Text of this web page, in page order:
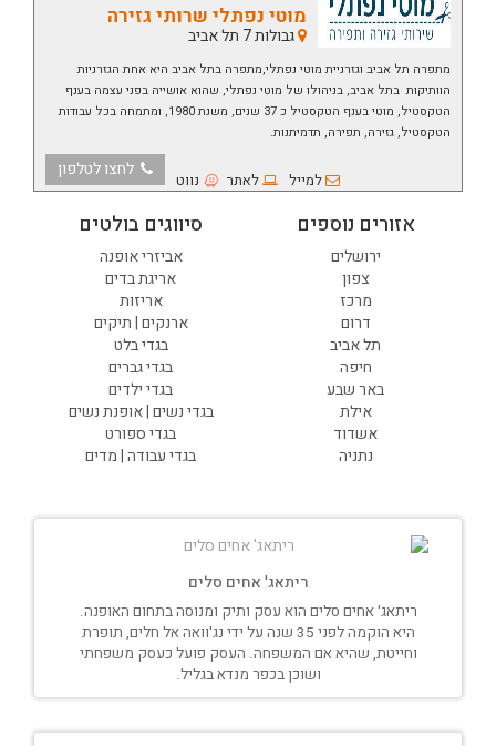
מוטי נפתלי שרותי גזירה
גבולות 7 תל אביב
מתפרה תל אביב וגזרניית מוטי נפתלי,מתפרה בתל אביב היא אחת הגזרניות
הוותיקות בתל אביב, בניהולו של מוטי נפתלי, שהוא אושייה בפני עצמה בענף
הטקסטיל, מוטי בענף הטקסטיל כ 37 שנים, משנת 1980, ומתמחה בכל עבודות
הטקסטיל, גזירה, תפירה, תדמיתנות.
למייל לאתר נווט לחצו לטלפון
סיווגים בולטים
אביזרי אופנה
אריגת בדים
אריזות
ארנקים | תיקים
בגדי בלט
בגדי גברים
בגדי ילדים
בגדי נשים | אופנת נשים
בגדי ספורט
בגדי עבודה | מדים
אזורים נוספים
ירושלים
צפון
מרכז
דרום
תל אביב
חיפה
באר שבע
אילת
אשדוד
נתניה
ריתאג' אחים סלים
ריתאג' אחים סלים הוא עסק ותיק ומנוסה בתחום האופנה.
היא הוקמה לפני 35 שנה על ידי נג'וואה אל חלים, תופרת
וחייטת, שהיא אם המשפחה. העסק פועל כעסק משפחתי
ושוכן בכפר מנדא בגליל.